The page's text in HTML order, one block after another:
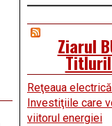
Ziarul
Reţeaua
Investiţiile care
viitorul energiei